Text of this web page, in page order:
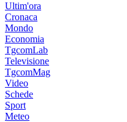
Ultim'ora
Cronaca
Mondo
Economia
TgcomLab
Televisione
TgcomMag
Video
Schede
Sport
Meteo